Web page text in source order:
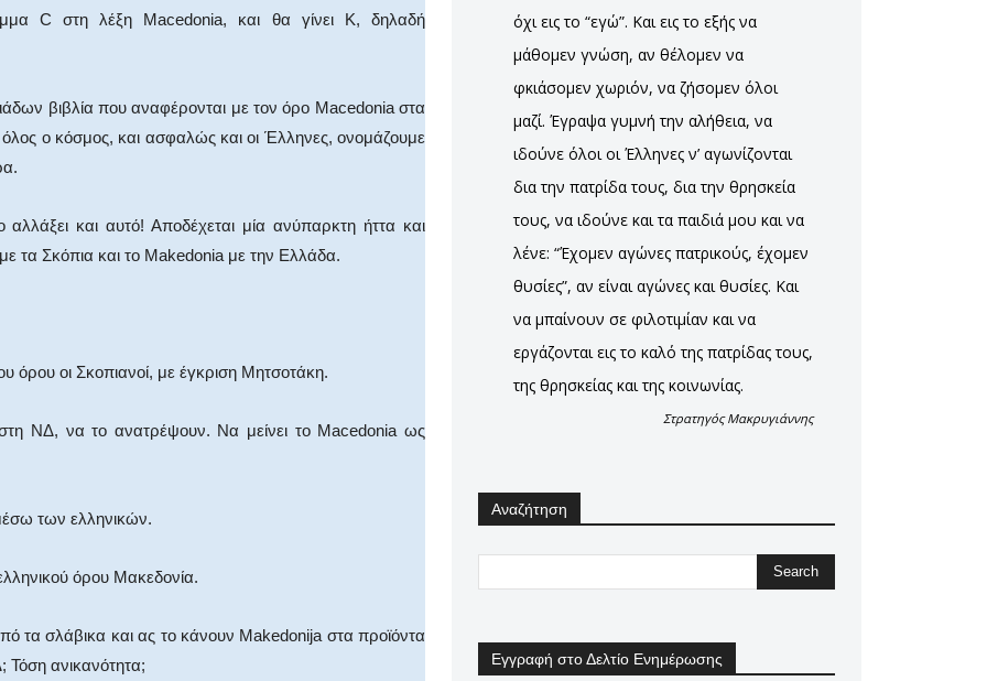
C στη λέξη Macedonia, και θα γίνει Κ, δηλαδή
βιβλία που αναφέρονται με τον όρο Macedonia στα
ο κόσμος, και ασφαλώς και οι Έλληνες, ονομάζουμε
και αυτό! Αποδέχεται μία ανύπαρκτη ήττα και
τα Σκόπια και το Makedonia με την Ελλάδα.
όρου οι Σκοπιανοί, με έγκριση Μητσοτάκη.
ΝΔ, να το ανατρέψουν. Να μείνει το Macedonia ως
των ελληνικών.
όρου Μακεδονία.
τα σλάβικα και ας το κάνουν Makedonija στα προϊόντα
Τόση ανικανότητα;
όχι εις το “εγώ”. Και εις το εξής να
μάθομεν γνώση, αν θέλομεν να
φκιάσομεν χωριόν, να ζήσομεν όλοι
μαζί. Έγραψα γυμνή την αλήθεια, να
ιδούνε όλοι οι Έλληνες ν’ αγωνίζονται
δια την πατρίδα τους, δια την θρησκεία
τους, να ιδούνε και τα παιδιά μου και να
λένε: “Έχομεν αγώνες πατρικούς, έχομεν
θυσίες”, αν είναι αγώνες και θυσίες. Και
να μπαίνουν σε φιλοτιμίαν και να
εργάζονται εις το καλό της πατρίδας τους,
της θρησκείας και της κοινωνίας.
Στρατηγός Μακρυγιάννης
Αναζήτηση
Εγγραφή στο Δελτίο Ενημέρωσης